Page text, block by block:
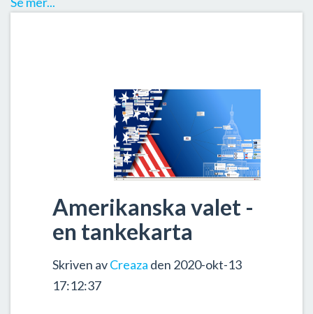
Amerikanska valet -
en tankekarta
Skriven avCreaza den 2020-okt-13
17:12:37